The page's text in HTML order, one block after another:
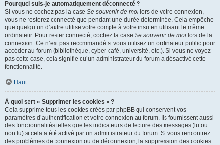
Pourquoi suis-je automatiquement déconnecté ?
Si vous ne cochez pas la case Se souvenir de moi lors de votre connexion,
vous ne resterez connecté que pendant une durée déterminée. Cela empêche
que quelqu’un d’autre utilise votre compte à votre insu en utilisant le même
ordinateur. Pour rester connecté, cochez la case Se souvenir de moi lors de la
connexion. Ce n’est pas recommandé si vous utilisez un ordinateur public pour
accéder au forum (bibliothèque, cyber-café, université, etc.). Si vous ne voyez
pas cette case, cela signifie qu’un administrateur du forum a désactivé cette
fonctionnalité.
Haut
À quoi sert « Supprimer les cookies » ?
Cela supprime tous les cookies créés par phpBB qui conservent vos
paramètres d’authentification et votre connexion au forum. Ils fournissent aussi
des fonctionnalités telles que les indicateurs de lecture des messages (lu ou
non lu) si cela a été activé par un administrateur du forum. Si vous rencontrez
des problèmes de connexion ou de déconnexion, la suppression des cookies